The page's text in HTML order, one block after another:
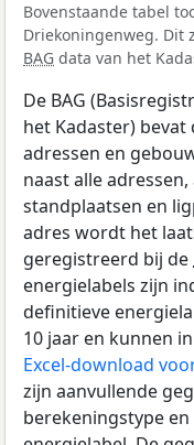
Bovenstaande tabel
Driekoningenweg. Dit
BAG data van het
De BAG
het Kadaster) bevat
adressen en
naast alle
standplaatsen en
adres wordt het
geregistreerd bij de
energielabels zijn
definitieve
10 jaar en kunnen
Excel-download
zijn aanvullende
berekeningstype